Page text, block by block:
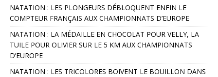
NATATION : LES PLONGEURS DÉBLOQUENT ENFIN LE
COMPTEUR FRANÇAIS AUX CHAMPIONNATS D’EUROPE
NATATION : LA MÉDAILLE EN CHOCOLAT POUR VELLY, LA
TUILE POUR OLIVIER SUR LE 5 KM AUX CHAMPIONNATS
D’EUROPE
NATATION : LES TRICOLORES BOIVENT LE BOUILLON DANS